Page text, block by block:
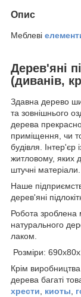
Опис
Меблеві
Дерев'яні
(диванів,
Здавна дерево
та зовнішнього
дерева
приміщення, чи
будівля. Інтер'єр
житловому, яких
штучні матеріали.
Наше
дерев'яні
Робота зроблена
натурального
лаком.
Розміри:
Крім
дерева багаті
хрести, киоты,